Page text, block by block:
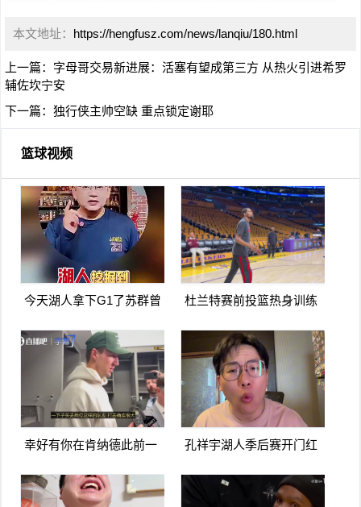
本文地址： https://hengfusz.com/news/lanqiu/180.html
上一篇： 字母哥交易新进展：活塞有望成第三方 从热火引进希罗
辅佐坎宁安
下一篇： 独行侠主帅空缺 重点锁定谢耶
篮球视频
今天湖人拿下G1了苏群曾
杜兰特赛前投篮热身训练
幸好有你在肯纳德此前一
确实很大
孔祥宇湖人季后赛开门红
根本不行